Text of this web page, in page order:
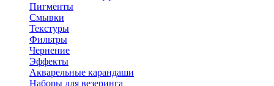
Пигменты
Смывки
Текстуры
Фильтры
Чернение
Эффекты
Акварельные карандаши
Наборы для везеринга